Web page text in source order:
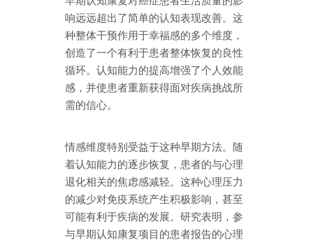
响远远超出了简单的认知表现改善。这
种整体干预作用于幸福感的多个维度，
创造了一个有利于患者整体恢复的良性
循环。认知能力的提高增强了个人效能
感，并使患者重新获得面对疾病挑战所
需的信心。
情感维度特别受益于这种早期方法。随
着认知能力的逐步恢复，患者的与心理
退化相关的焦虑感减轻。这种心理压力
的减少对免疫系统产生积极影响，甚至
可能有利于疾病的发展。研究表明，参
与早期认知康复项目的患者报告的心理